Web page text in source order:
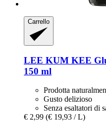
Carrello
LEE KUM KEE
150 ml
Prodotta
Gusto delizioso
Senza esaltatori di
€ 2,99 (€ 19,93 / L)